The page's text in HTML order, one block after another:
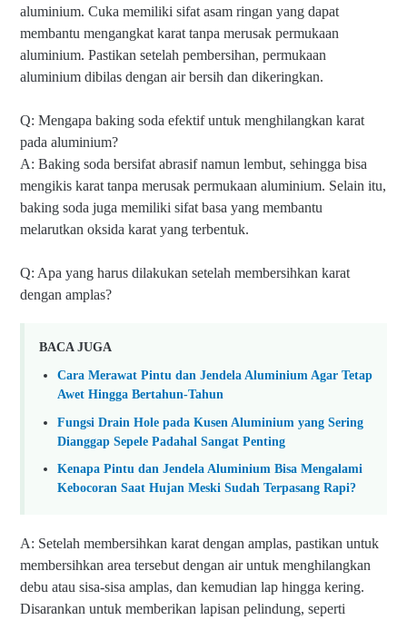
aluminium. Cuka memiliki sifat asam ringan yang dapat
membantu mengangkat karat tanpa merusak permukaan
aluminium. Pastikan setelah pembersihan, permukaan
aluminium dibilas dengan air bersih dan dikeringkan.
Q: Mengapa baking soda efektif untuk menghilangkan karat
pada aluminium?
A: Baking soda bersifat abrasif namun lembut, sehingga bisa
mengikis karat tanpa merusak permukaan aluminium. Selain itu,
baking soda juga memiliki sifat basa yang membantu
melarutkan oksida karat yang terbentuk.
Q: Apa yang harus dilakukan setelah membersihkan karat
dengan amplas?
BACA JUGA
Cara Merawat Pintu dan Jendela Aluminium Agar Tetap
Awet Hingga Bertahun-Tahun
Fungsi Drain Hole pada Kusen Aluminium yang Sering
Dianggap Sepele Padahal Sangat Penting
Kenapa Pintu dan Jendela Aluminium Bisa Mengalami
Kebocoran Saat Hujan Meski Sudah Terpasang Rapi?
A: Setelah membersihkan karat dengan amplas, pastikan untuk
membersihkan area tersebut dengan air untuk menghilangkan
debu atau sisa-sisa amplas, dan kemudian lap hingga kering.
Disarankan untuk memberikan lapisan pelindung, seperti